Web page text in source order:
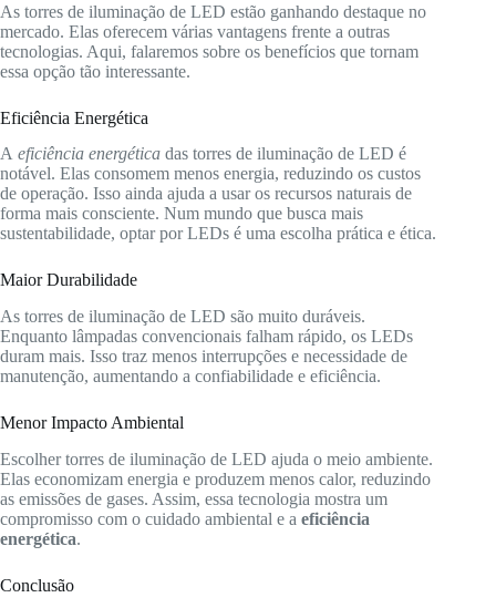
As torres de iluminação de LED estão ganhando destaque no
mercado. Elas oferecem várias vantagens frente a outras
tecnologias. Aqui, falaremos sobre os benefícios que tornam
essa opção tão interessante.
Eficiência Energética
A eficiência energética das torres de iluminação de LED é
notável. Elas consomem menos energia, reduzindo os custos
de operação. Isso ainda ajuda a usar os recursos naturais de
forma mais consciente. Num mundo que busca mais
sustentabilidade, optar por LEDs é uma escolha prática e ética.
Maior Durabilidade
As torres de iluminação de LED são muito duráveis.
Enquanto lâmpadas convencionais falham rápido, os LEDs
duram mais. Isso traz menos interrupções e necessidade de
manutenção, aumentando a confiabilidade e eficiência.
Menor Impacto Ambiental
Escolher torres de iluminação de LED ajuda o meio ambiente.
Elas economizam energia e produzem menos calor, reduzindo
as emissões de gases. Assim, essa tecnologia mostra um
compromisso com o cuidado ambiental e a eficiência
energética.
Conclusão